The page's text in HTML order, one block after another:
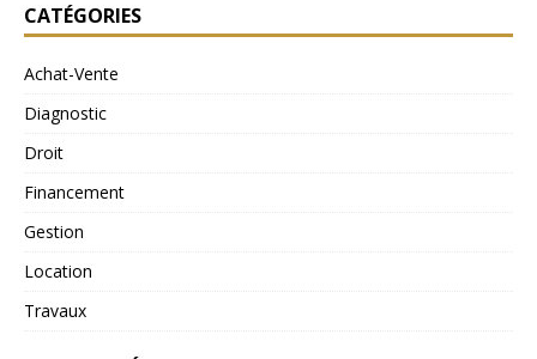
CATÉGORIES
Achat-Vente
Diagnostic
Droit
Financement
Gestion
Location
Travaux